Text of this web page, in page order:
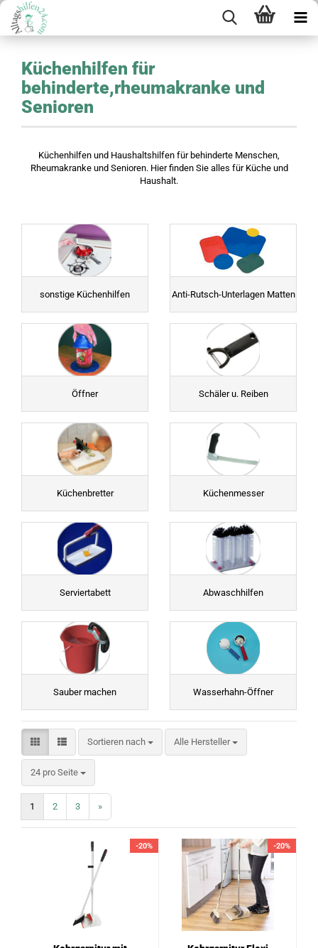
Küchenhilfen für
behinderte,rheumakranke und
Senioren
Küchenhilfen und Haushaltshilfen für behinderte Menschen,
Rheumakranke und Senioren. Hier finden Sie alles für Küche und
Haushalt.
sonstige Küchenhilfen Anti-Rutsch-Unterlagen Matten
Öffner Schäler u. Reiben
Küchenbretter Küchenmesser
Serviertabett Abwaschhilfen
Sauber machen Wasserhahn-Öffner
Sortieren nach
Sortieren nach Alle Hersteller
24 pro Seite
pro Seite
1 2 3 »
-20% -20%